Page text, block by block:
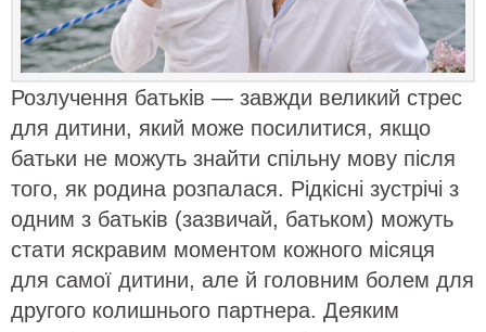
Розлучення батьків — завжди великий стрес
для дитини, який може посилитися, якщо
батьки не можуть знайти спільну мову після
того, як родина розпалася. Рідкісні зустрічі з
одним з батьків (зазвичай, батьком) можуть
стати яскравим моментом кожного місяця
для самої дитини, але й головним болем для
другого колишнього партнера. Деяким